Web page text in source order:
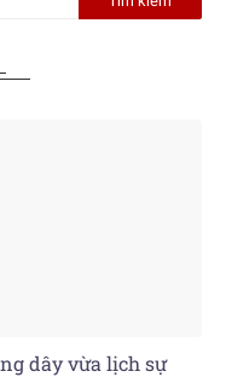
dây vừa lịch sự